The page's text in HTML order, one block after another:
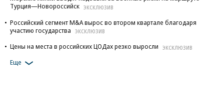
Турция—Новороссийск ЭКСКЛЮЗИВ
Российский сегмент M&A вырос во втором квартале благодаря
участию государства
ЭКСКЛЮЗИВ
Цены на места в российских ЦОДах резко выросли ЭКСКЛЮЗИВ
Еще